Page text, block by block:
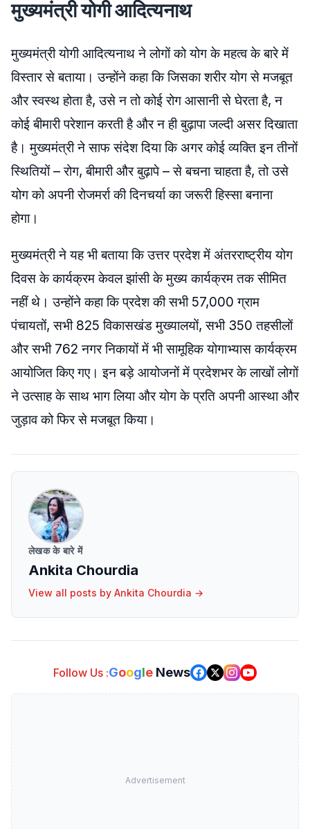
मुख्यमंत्री योगी आदित्यनाथ
मुख्यमंत्री योगी आदित्यनाथ ने लोगों को योग के महत्व के बारे में
विस्तार से बताया। उन्होंने कहा कि जिसका शरीर योग से मजबूत
और स्वस्थ होता है, उसे न तो कोई रोग आसानी से घेरता है, न
कोई बीमारी परेशान करती है और न ही बुढ़ापा जल्दी असर दिखाता
है। मुख्यमंत्री ने साफ संदेश दिया कि अगर कोई व्यक्ति इन तीनों
स्थितियों – रोग, बीमारी और बुढ़ापे – से बचना चाहता है, तो उसे
योग को अपनी रोजमर्रा की दिनचर्या का जरूरी हिस्सा बनाना
होगा।
मुख्यमंत्री ने यह भी बताया कि उत्तर प्रदेश में अंतरराष्ट्रीय योग
दिवस के कार्यक्रम केवल झांसी के मुख्य कार्यक्रम तक सीमित
नहीं थे। उन्होंने कहा कि प्रदेश की सभी 57,000 ग्राम
पंचायतों, सभी 825 विकासखंड मुख्यालयों, सभी 350 तहसीलों
और सभी 762 नगर निकायों में भी सामूहिक योगाभ्यास कार्यक्रम
आयोजित किए गए। इन बड़े आयोजनों में प्रदेशभर के लाखों लोगों
ने उत्साह के साथ भाग लिया और योग के प्रति अपनी आस्था और
जुड़ाव को फिर से मजबूत किया।
लेखक के बारे में
Ankita Chourdia
View all posts by Ankita Chourdia →
Follow Us :Google News
Advertisement